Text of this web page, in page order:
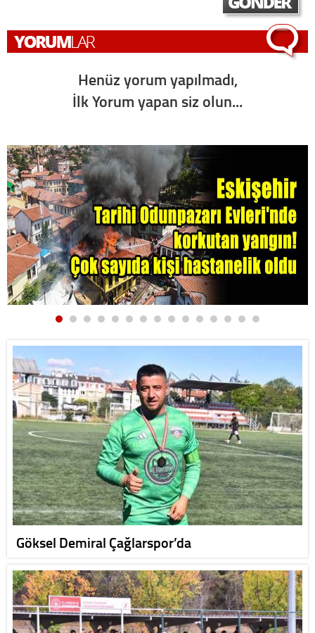
Henüz yorum yapılmadı,
İlk Yorum yapan siz olun...
Göksel Demiral Çağlarspor’da